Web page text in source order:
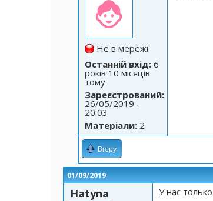
Не в мережі
Останній вхід: 6
років 10 місяців
тому
Зареєстрований:
26/05/2019 -
20:03
Матеріали: 2
Вгору
01/09/2019
Hatyna У нас